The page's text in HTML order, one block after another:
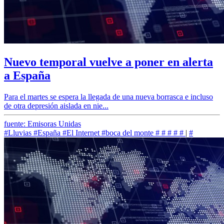
Nuevo temporal vuelve a poner en alerta
a España
Para el martes se espera la llegada de una nueva borrasca e incluso
de otra depresión aislada en nie...
fuente: Emisoras Unidas
#Lluvias #España #El Internet #boca del monte # # # # # | #